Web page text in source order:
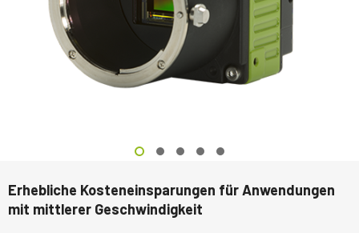
Erhebliche Kosteneinsparungen für Anwendungen
mit mittlerer Geschwindigkeit